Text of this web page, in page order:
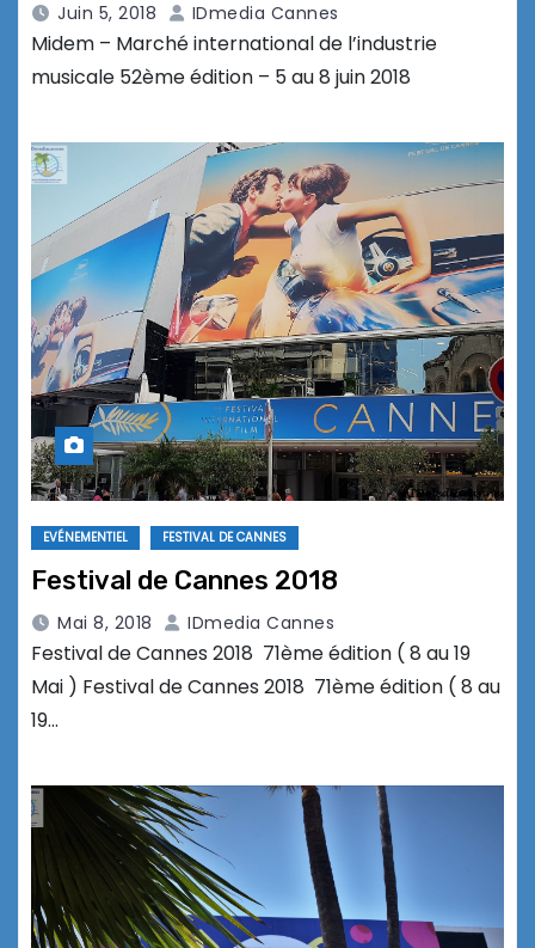
Juin 5, 2018 IDmedia Cannes
Midem – Marché international de l’industrie
musicale 52ème édition – 5 au 8 juin 2018
EVÉNEMENTIEL FESTIVAL DE CANNES
Festival de Cannes 2018
Mai 8, 2018 IDmedia Cannes
Festival de Cannes 2018 71ème édition ( 8 au 19
Mai ) Festival de Cannes 2018 71ème édition ( 8 au
19…